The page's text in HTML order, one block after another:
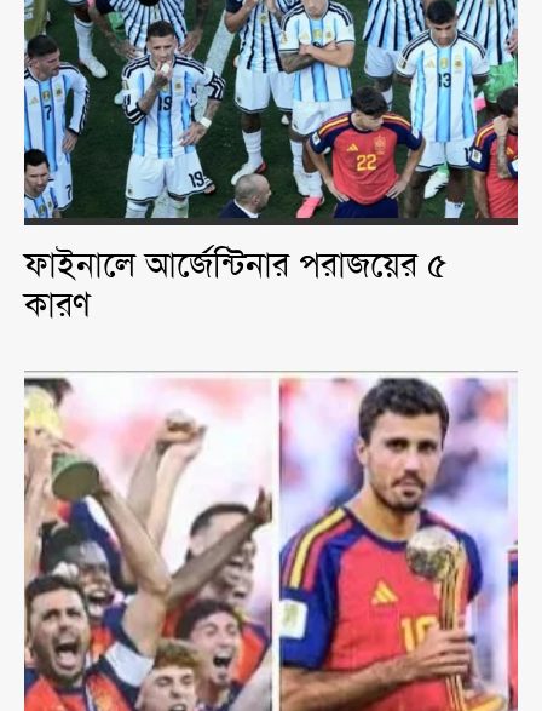
ফাইনালে আর্জেন্টিনার পরাজয়ের ৫
কারণ